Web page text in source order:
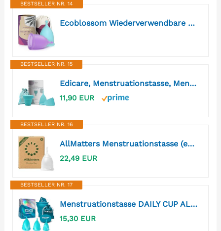
BESTSELLER NR. 14
Ecoblossom Wiederverwendbare auslaufsichere Menstruationstassen – aus medizinischem Silikon, nachhaltig. 2er-Pack große Menstruationstassen, Fassungsvermögen 30 ml
BESTSELLER NR. 15
Edicare, Menstruationstasse, Menstrual Cup, Enthält zwei Tassen, 1 Sterilisator und 1 Tragetasche, Medizinisches Silikon, Weich, 100% Sicher (Original Edition, L)
11,90 EUR
BESTSELLER NR. 16
AllMatters Menstruationstasse (ehemals OrganiCup) - Größe A - für Alle, die Noch Nicht Vaginal Entbunden Haben - Weiches und Angenehmes Medizinisches Silikon
22,49 EUR
BESTSELLER NR. 17
Menstruationstasse DAILY CUP ALL-IN-ONE SET von BOLTEX MEDICAL. Für TÄGLICHEN KOMFORT. Enthält Sterilisator zur Reinigung, 3 Menstruationstassen DAILY CUP: Größen S, M und L und Aufbewahrungstasche
15,30 EUR